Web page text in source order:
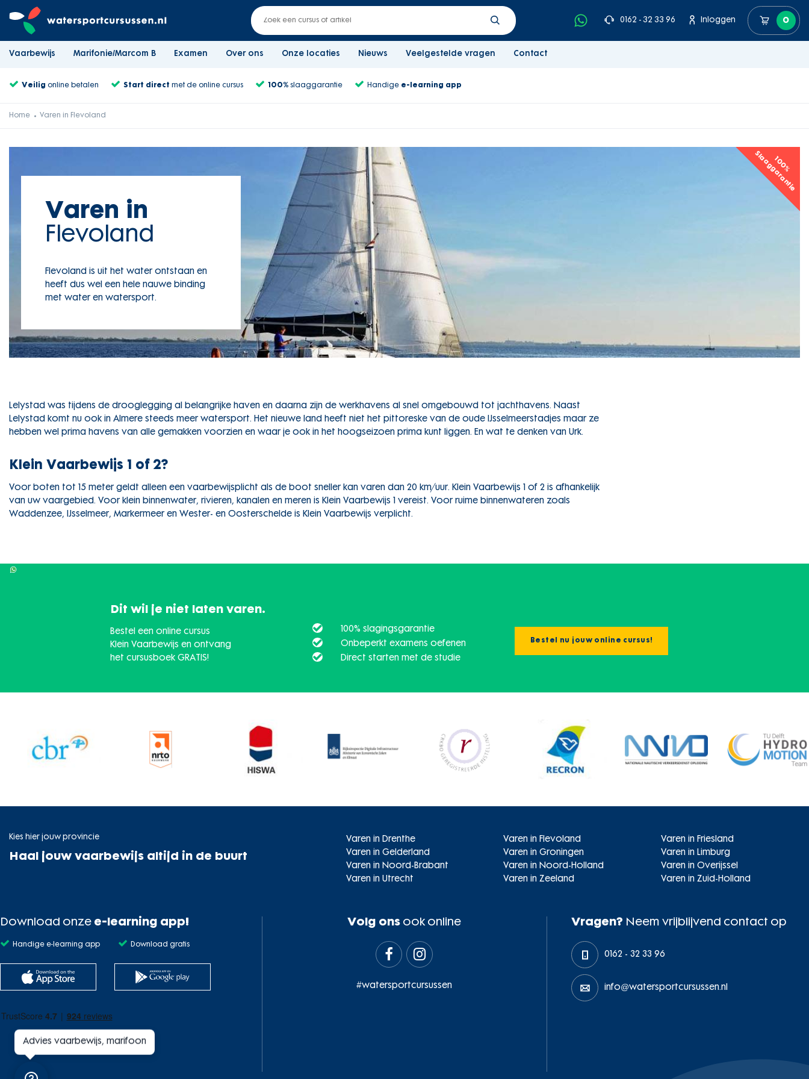
0162 - 32 33 96 Inloggen 0
Vaarbewijs Marifonie/Marcom B Examen Over ons Onze locaties Nieuws Veelgestelde vragen Contact
Veilig online betalen Start direct met de online cursus 100% slaaggarantie Handige e-learning app
Home Varen in Flevoland
100%
Slaaggarantie
Varen in
Flevoland
Flevoland is uit het water ontstaan en
heeft dus wel een hele nauwe binding
met water en watersport.
Lelystad was tijdens de drooglegging al belangrijke haven en daarna zijn de werkhavens al snel omgebouwd tot jachthavens. Naast
Lelystad komt nu ook in Almere steeds meer watersport. Het nieuwe land heeft niet het pittoreske van de oude IJsselmeerstadjes maar ze
hebben wel prima havens van alle gemakken voorzien en waar je ook in het hoogseizoen prima kunt liggen. En wat te denken van Urk.
Klein Vaarbewijs 1 of 2?
Voor boten tot 15 meter geldt alleen een vaarbewijsplicht als de boot sneller kan varen dan 20 km/uur. Klein Vaarbewijs 1 of 2 is afhankelijk
van uw vaargebied. Voor klein binnenwater, rivieren, kanalen en meren is Klein Vaarbewijs 1 vereist. Voor ruime binnenwateren zoals
Waddenzee, IJsselmeer, Markermeer en Wester- en Oosterschelde is Klein Vaarbewijs verplicht.
Dit wil je niet laten varen.
Bestel een online cursus
Klein Vaarbewijs en ontvang
het cursusboek GRATIS!
100% slagingsgarantie
Onbeperkt examens oefenen
Direct starten met de studie
Bestel nu jouw online cursus!
Kies hier jouw provincie
Haal jouw vaarbewijs altijd in de buurt
Varen in Drenthe Varen in Flevoland
Varen in Friesland
Varen in Gelderland
Varen in Groningen
Varen in Limburg
Varen in Noord-Brabant
Varen in Noord-Holland
Varen in Overijssel
Varen in Utrecht
Varen in Zeeland Varen in Zuid-Holland
Download onze e-learning app!
Handige e-learning app Download gratis
Volg ons ook online
 
#watersportcursussen
Vragen? Neem vrijblijvend contact op
0162 - 32 33 96
info@watersportcursussen.nl
Advies vaarbewijs, marifoon